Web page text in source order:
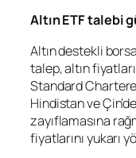
Altın ETF talebi
Altın destekli
talep, altın
Standard
Hindistan ve
zayıflamasına
fiyatlarını yukarı